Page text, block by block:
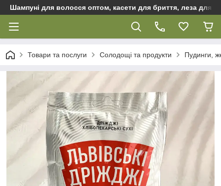
Шампуні для волосся оптом, касети для бриття, леза для
Товари та послуги Солодощі та продукти Пудинги,